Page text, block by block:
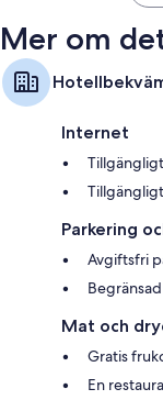
Mer om
Internet
Parkering
Avgiftsfri
Mat och
Gratis
En